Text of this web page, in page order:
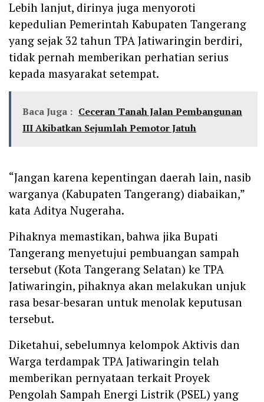
Lebih lanjut, dirinya juga menyoroti
kepedulian Pemerintah Kabupaten Tangerang
yang sejak 32 tahun TPA Jatiwaringin berdiri,
tidak pernah memberikan perhatian serius
kepada masyarakat setempat.
Baca Juga : Ceceran Tanah Jalan Pembangunan
III Akibatkan Sejumlah Pemotor Jatuh
“Jangan karena kepentingan daerah lain, nasib
warganya (Kabupaten Tangerang) diabaikan,”
kata Aditya Nugeraha.
Pihaknya memastikan, bahwa jika Bupati
Tangerang menyetujui pembuangan sampah
tersebut (Kota Tangerang Selatan) ke TPA
Jatiwaringin, pihaknya akan melakukan unjuk
rasa besar-besaran untuk menolak keputusan
tersebut.
Diketahui, sebelumnya kelompok Aktivis dan
Warga terdampak TPA Jatiwaringin telah
memberikan pernyataan terkait Proyek
Pengolah Sampah Energi Listrik (PSEL) yang